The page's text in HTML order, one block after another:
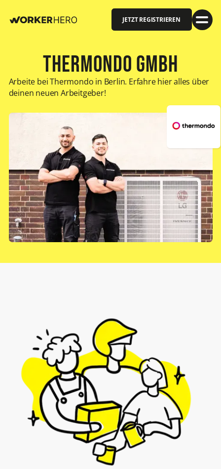
JETZT REGISTRIEREN
Thermondo GmbH
Arbeite bei Thermondo in Berlin. Erfahre hier alles über
deinen neuen Arbeitgeber!